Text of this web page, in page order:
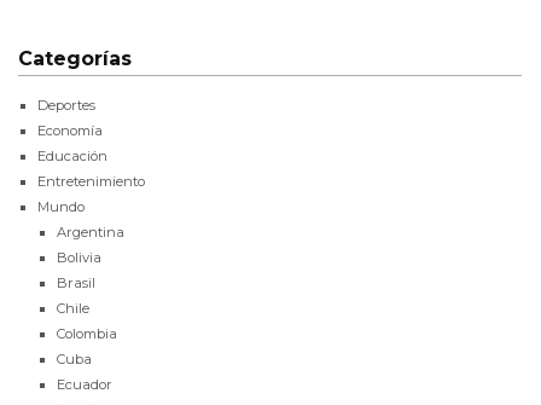
Categorías
Deportes
Economía
Educación
Entretenimiento
Mundo
Argentina
Bolivia
Brasil
Chile
Colombia
Cuba
Ecuador